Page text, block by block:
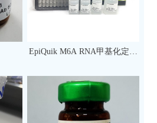
EpiQuik M6A RNA甲基化定量
次）